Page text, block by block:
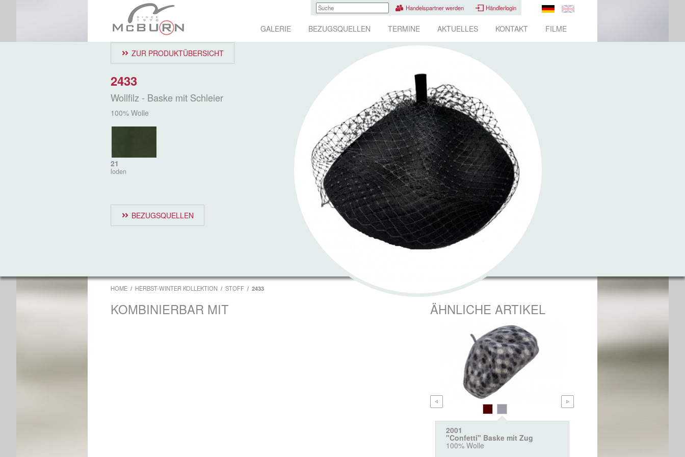
Handelspartner werden Händlerlogin
GALERIE BEZUGSQUELLEN TERMINE AKTUELLES KONTAKT FILME
ZUR PRODUKTÜBERSICHT
2433
Wollfilz - Baske mit Schleier
100% Wolle
21
loden
BEZUGSQUELLEN
HOME HERBST-WINTER KOLLEKTION STOFF 2433
KOMBINIERBAR MIT ÄHNLICHE ARTIKEL
2001
"Confetti" Baske mit Zug
100% Wolle